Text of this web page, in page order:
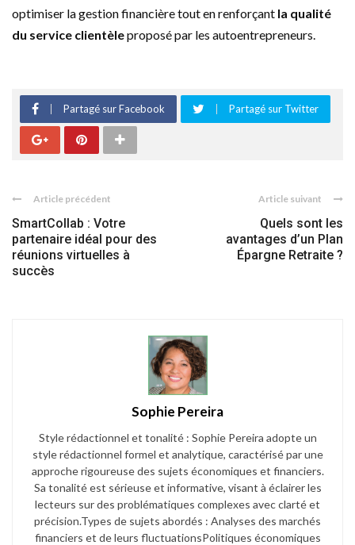
optimiser la gestion financière tout en renforçant la qualité
du service clientèleproposé par les autoentrepreneurs.
Partagé sur Facebook Partagé sur Twitter
Article précédent
SmartCollab : Votre
partenaire idéal pour des
réunions virtuelles à
succès
Article suivant
Quels sont les
avantages d’un Plan
Épargne Retraite ?
Sophie Pereira
Style rédactionnel et tonalité : Sophie Pereira adopte un
style rédactionnel formel et analytique, caractérisé par une
approche rigoureuse des sujets économiques et financiers.
Sa tonalité est sérieuse et informative, visant à éclairer les
lecteurs sur des problématiques complexes avec clarté et
précision.​ Types de sujets abordés : Analyses des marchés
financiers et de leurs fluctuations​ Politiques économiques